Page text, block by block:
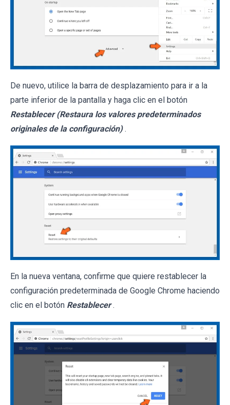
De nuevo, utilice la barra de desplazamiento para ir a la
parte inferior de la pantalla y haga clic en el botón
Restablecer (Restaura los valores predeterminados
originales de la configuración) .
En la nueva ventana, confirme que quiere restablecer la
configuración predeterminada de Google Chrome haciendo
clic en el botón Restablecer .